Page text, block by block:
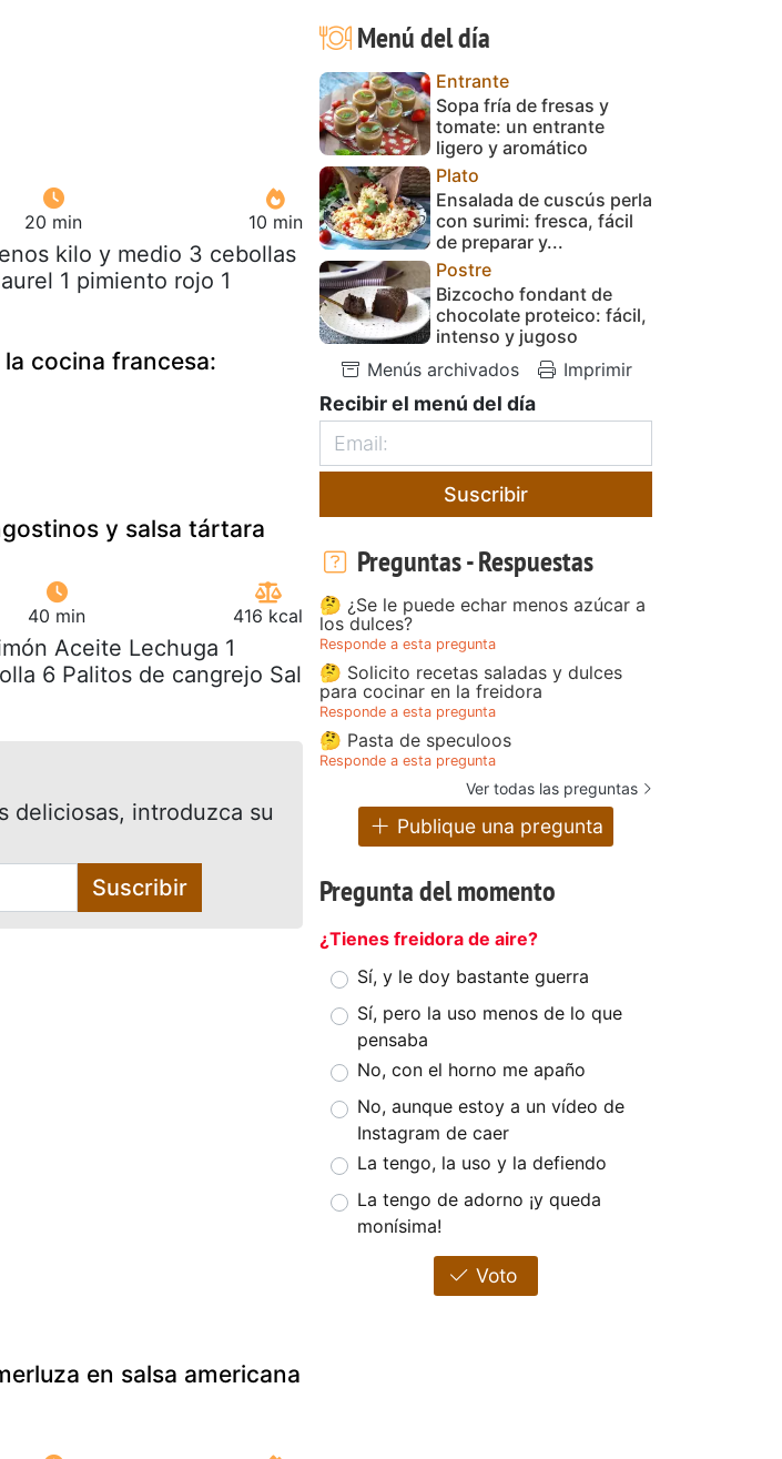
20 min 10 min
kilo y medio 3 cebollas
1 pimiento rojo 1
cocina francesa:
y salsa tártara
40 min 416 kcal
Aceite Lechuga 1
6 Palitos de cangrejo Sal
deliciosas, introduzca su
Suscribir
en salsa americana
Menú del día
Entrante
Sopa fría de fresas y
tomate: un entrante
ligero y aromático
Plato
Ensalada de cuscús perla
con surimi: fresca, fácil
de preparar y...
Postre
Bizcocho fondant de
chocolate proteico: fácil,
intenso y jugoso
Menús archivados
Imprimir
Recibir el menú del día
Suscribir
Preguntas - Respuestas
🤔 ¿Se le puede echar menos azúcar a
los dulces?
Responde a esta pregunta
🤔 Solicito recetas saladas y dulces
para cocinar en la freidora
Responde a esta pregunta
🤔 Pasta de speculoos
Responde a esta pregunta
Ver todas las preguntas
Publique una pregunta
Pregunta del momento
¿Tienes freidora de aire?
Sí, y le doy bastante guerra
Sí, pero la uso menos de lo que
pensaba
No, con el horno me apaño
No, aunque estoy a un vídeo de
Instagram de caer
La tengo, la uso y la defiendo
La tengo de adorno ¡y queda
monísima!
Voto